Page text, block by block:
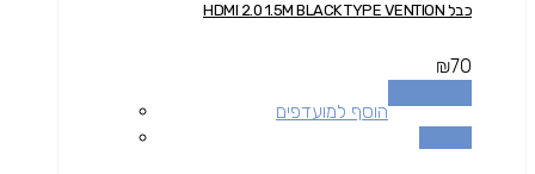
כבל HDMI 2.0 1.5M BLACK TYPE VENTION
₪70
הוסף למועדפים